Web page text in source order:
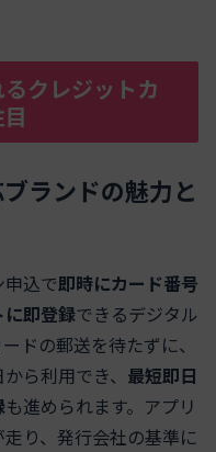
クレジットカ
ランドの魅力と
込で即時にカード番号
即登録できるデジタル
ドの郵送を待たずに、
ら利用でき、 最短即日
も進められます。アプリ
り、発行会社の基準に